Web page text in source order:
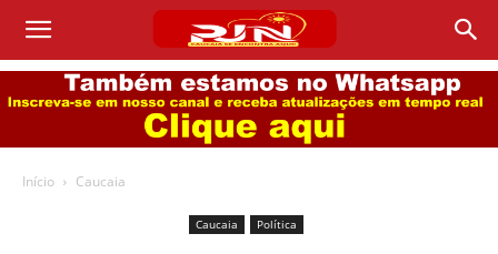
Início Caucaia
Caucaia Política